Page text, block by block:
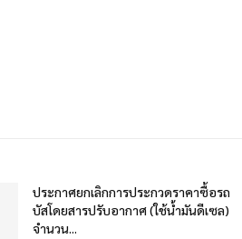
ประกาศยกเลิกการประกวดราคาซื้อรถ
บัสโดยสารปรับอากาศ (ใช้น้ำมันดีเซล)
จำนวน...